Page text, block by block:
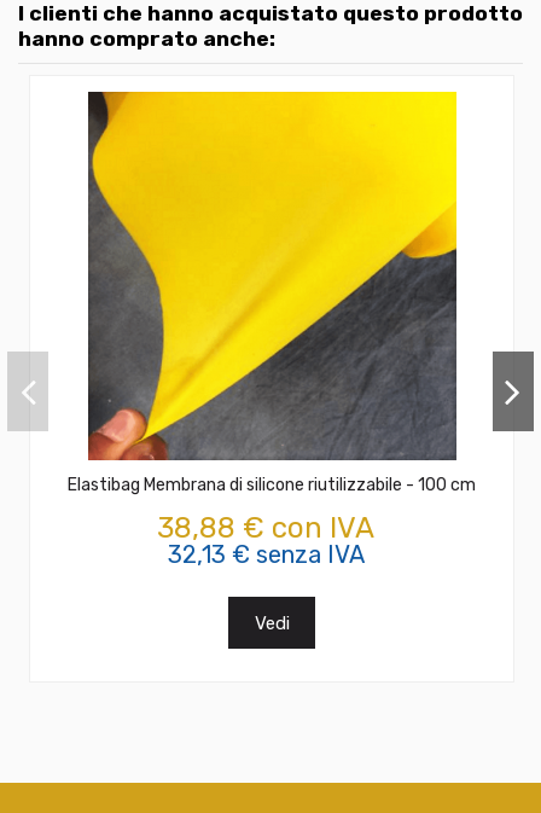
I clienti che hanno acquistato questo prodotto
hanno comprato anche:
Elastibag Membrana di silicone riutilizzabile - 100 cm
38,88 € con IVA
32,13 € senza IVA
Vedi